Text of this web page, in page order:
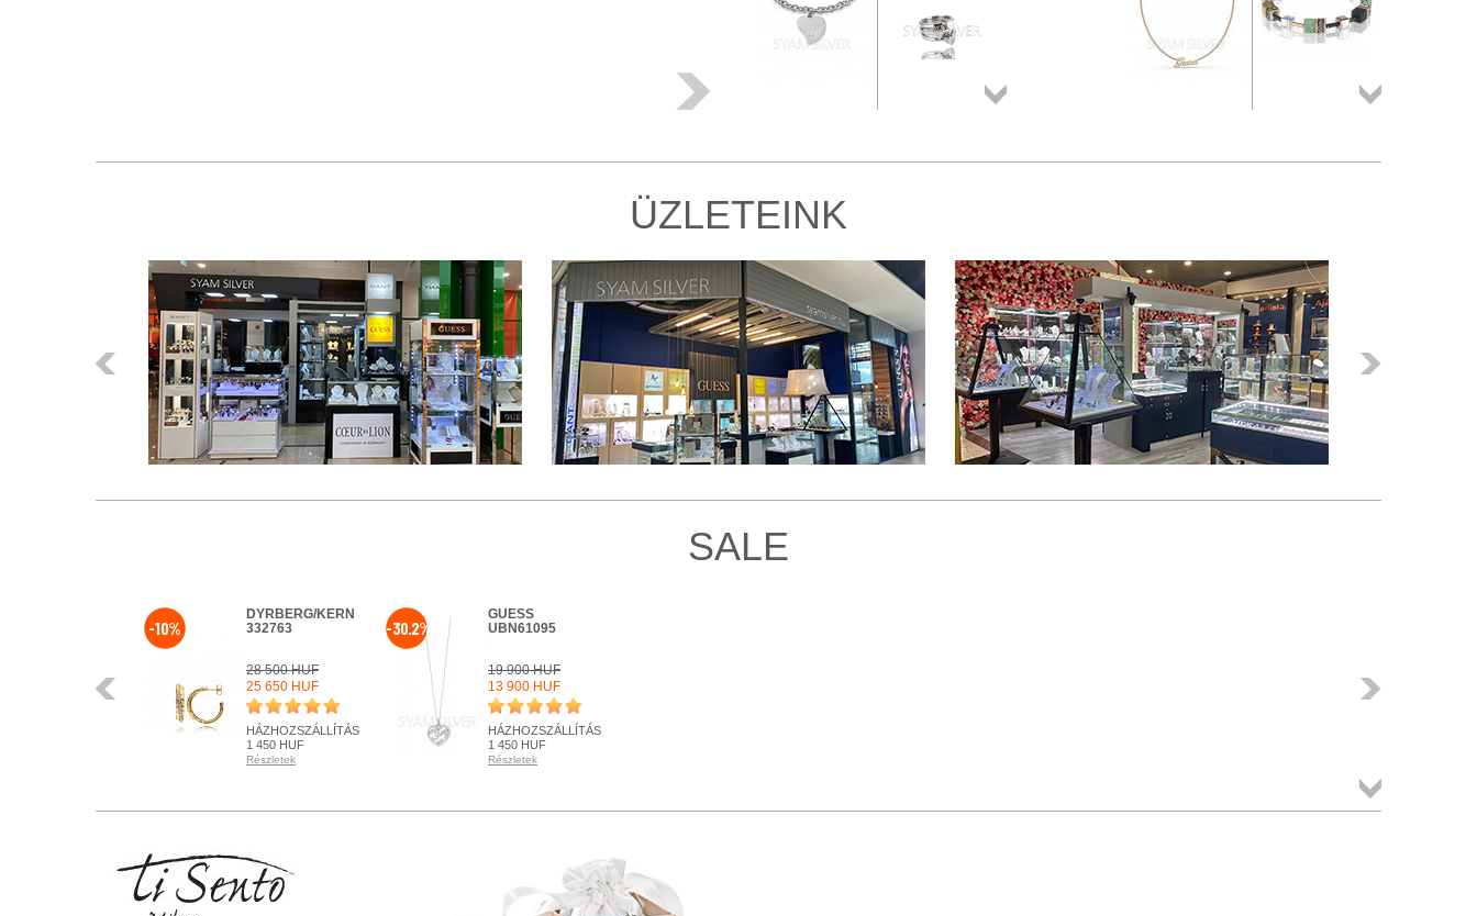
ÜZLETEINK
Előző
SALE
DYRBERG/KERN
332763
28 500 HUF
25 650 HUF
-10%
HÁZHOZSZÁLLÍTÁS
1 450 HUF
Részletek
GUESS
UBN61095
19 900 HUF
13 900 HUF
-30.2%
HÁZHOZSZÁLLÍTÁS
1 450 HUF
Részletek